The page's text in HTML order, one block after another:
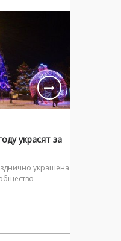
украсят за
украшена
—